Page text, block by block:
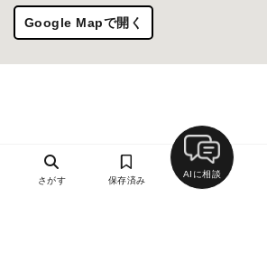
Google Mapで開く
さがす 保存済み
AIに相談